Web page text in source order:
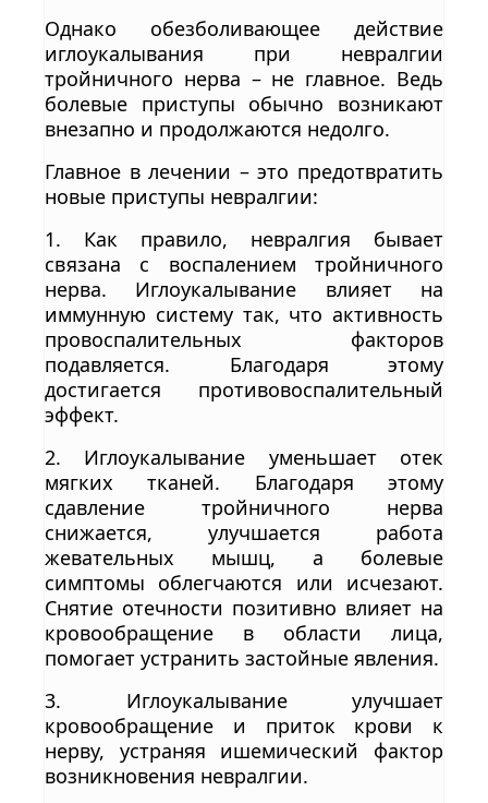
Однако обезболивающее действие
иглоукалывания при невралгии
тройничного нерва – не главное. Ведь
болевые приступы обычно возникают
внезапно и продолжаются недолго.
Главное в лечении – это предотвратить
новые приступы невралгии:
1. Как правило, невралгия бывает
связана с воспалением тройничного
нерва. Иглоукалывание влияет на
иммунную систему так, что активность
провоспалительных факторов
подавляется. Благодаря этому
достигается противовоспалительный
эффект.
2. Иглоукалывание уменьшает отек
мягких тканей. Благодаря этому
сдавление тройничного нерва
снижается, улучшается работа
жевательных мышц, а болевые
симптомы облегчаются или исчезают.
Снятие отечности позитивно влияет на
кровообращение в области лица,
помогает устранить застойные явления.
3. Иглоукалывание улучшает
кровообращение и приток крови к
нерву, устраняя ишемический фактор
возникновения невралгии.